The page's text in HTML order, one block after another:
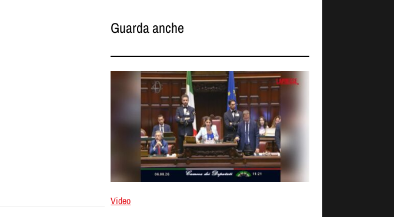
Guarda anche
Video